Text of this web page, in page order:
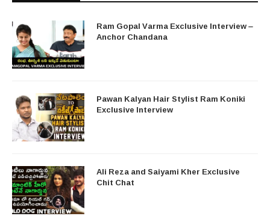
Ram Gopal Varma Exclusive Interview –
Anchor Chandana
Pawan Kalyan Hair Stylist Ram Koniki
Exclusive Interview
Ali Reza and Saiyami Kher Exclusive
Chit Chat